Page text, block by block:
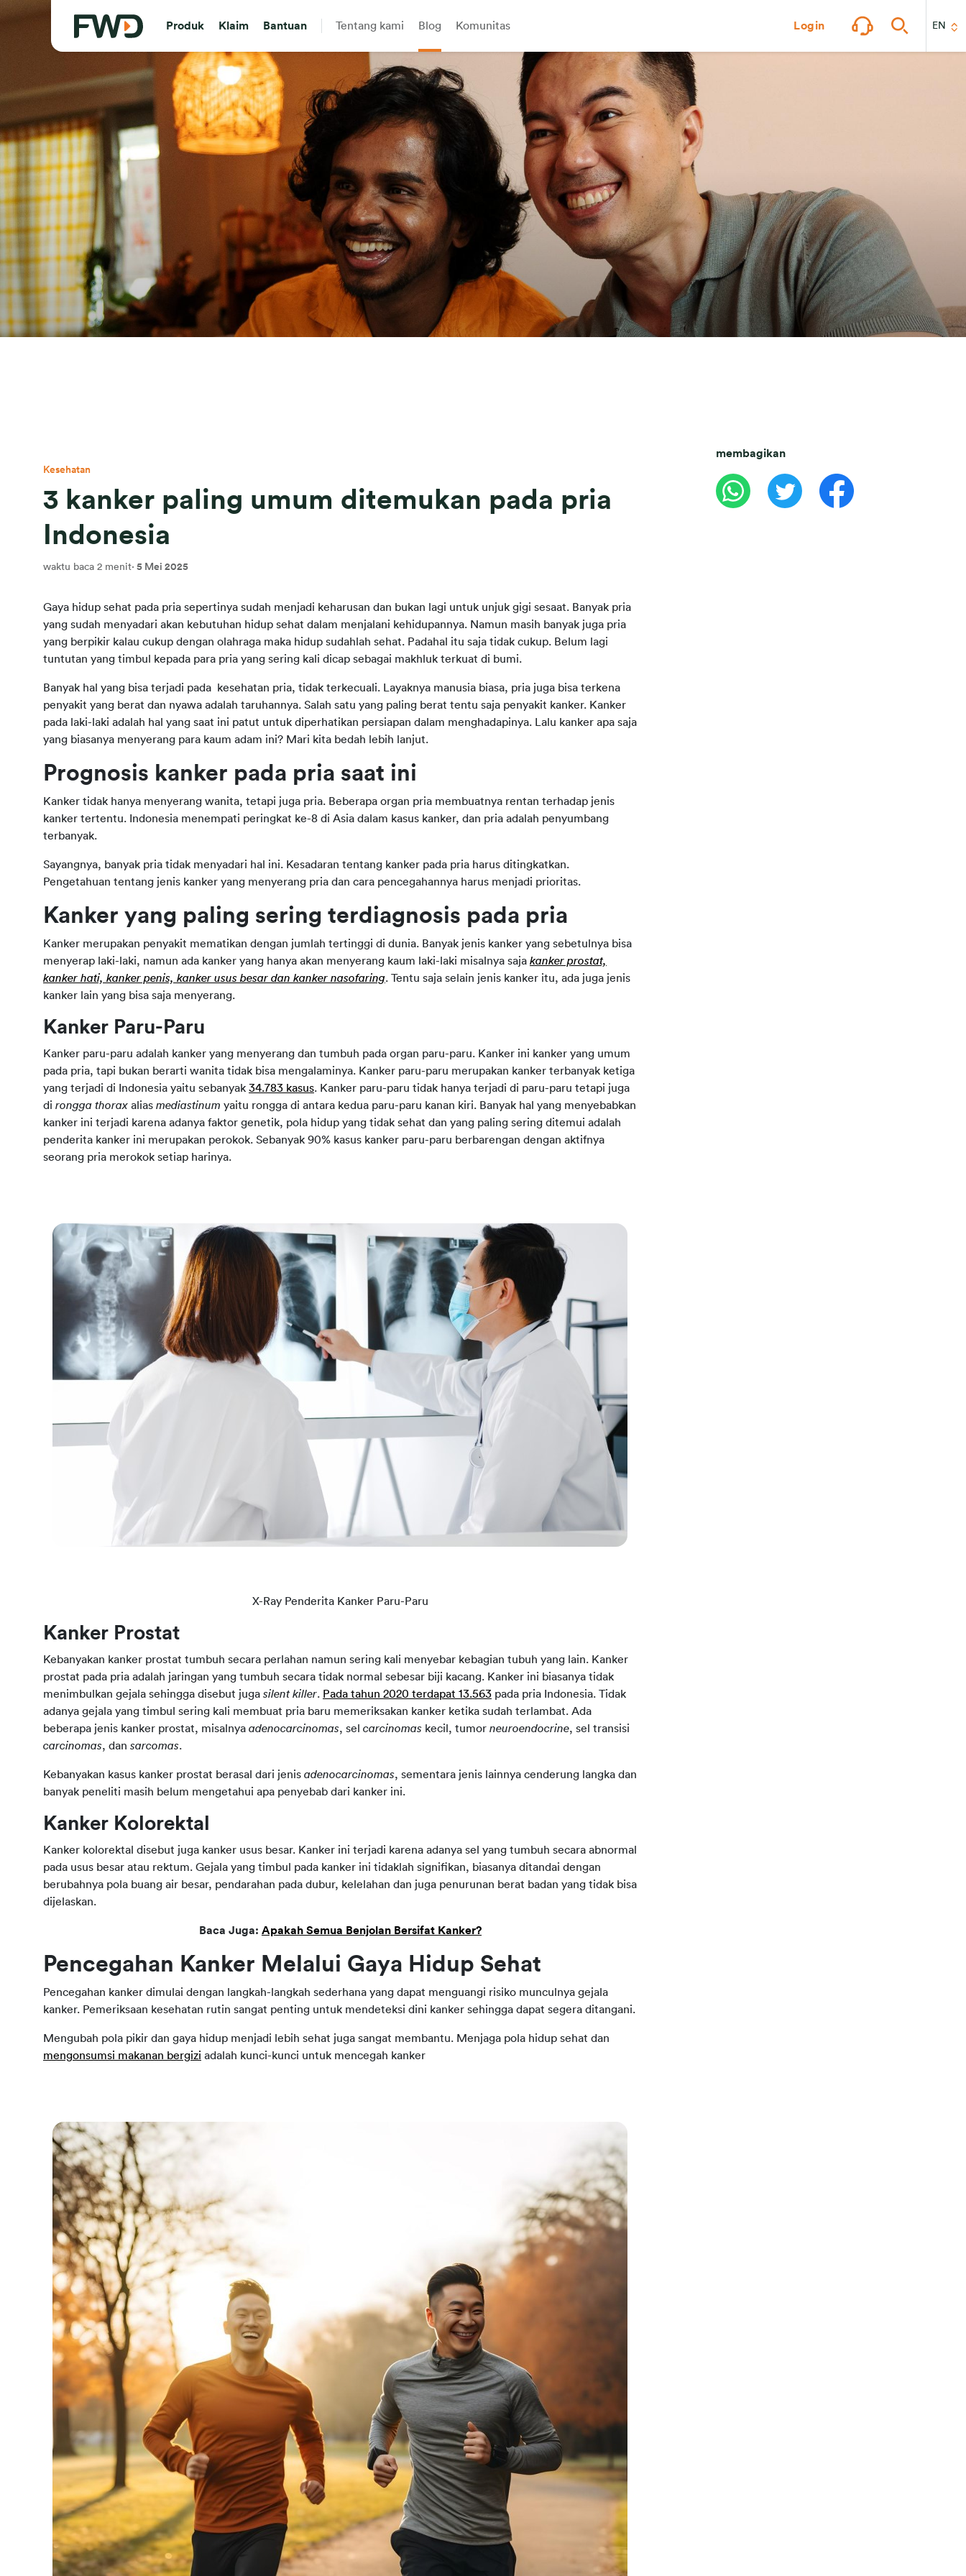
Produk Klaim Bantuan Tentang kami Blog Komunitas Login EN
Kesehatan
3 kanker paling umum ditemukan pada pria
Indonesia
waktu baca 2 menit· 5 Mei 2025
Gaya hidup sehat pada pria sepertinya sudah menjadi keharusan dan bukan lagi untuk unjuk gigi sesaat. Banyak pria
yang sudah menyadari akan kebutuhan hidup sehat dalam menjalani kehidupannya. Namun masih banyak juga pria
yang berpikir kalau cukup dengan olahraga maka hidup sudahlah sehat. Padahal itu saja tidak cukup. Belum lagi
tuntutan yang timbul kepada para pria yang sering kali dicap sebagai makhluk terkuat di bumi.
Banyak hal yang bisa terjadi pada kesehatan pria, tidak terkecuali. Layaknya manusia biasa, pria juga bisa terkena
penyakit yang berat dan nyawa adalah taruhannya. Salah satu yang paling berat tentu saja penyakit kanker. Kanker
pada laki-laki adalah hal yang saat ini patut untuk diperhatikan persiapan dalam menghadapinya. Lalu kanker apa saja
yang biasanya menyerang para kaum adam ini? Mari kita bedah lebih lanjut.
Prognosis kanker pada pria saat ini
Kanker tidak hanya menyerang wanita, tetapi juga pria. Beberapa organ pria membuatnya rentan terhadap jenis
kanker tertentu. Indonesia menempati peringkat ke-8 di Asia dalam kasus kanker, dan pria adalah penyumbang
terbanyak.
Sayangnya, banyak pria tidak menyadari hal ini. Kesadaran tentang kanker pada pria harus ditingkatkan.
Pengetahuan tentang jenis kanker yang menyerang pria dan cara pencegahannya harus menjadi prioritas.
Kanker yang paling sering terdiagnosis pada pria
Kanker merupakan penyakit mematikan dengan jumlah tertinggi di dunia. Banyak jenis kanker yang sebetulnya bisa
menyerap laki-laki, namun ada kanker yang hanya akan menyerang kaum laki-laki misalnya saja kanker prostat,
kanker hati, kanker penis, kanker usus besar dan kanker nasofaring. Tentu saja selain jenis kanker itu, ada juga jenis
kanker lain yang bisa saja menyerang.
Kanker Paru-Paru
Kanker paru-paru adalah kanker yang menyerang dan tumbuh pada organ paru-paru. Kanker ini kanker yang umum
pada pria, tapi bukan berarti wanita tidak bisa mengalaminya. Kanker paru-paru merupakan kanker terbanyak ketiga
yang terjadi di Indonesia yaitu sebanyak 34.783 kasus. Kanker paru-paru tidak hanya terjadi di paru-paru tetapi juga
di rongga thorax alias mediastinum yaitu rongga di antara kedua paru-paru kanan kiri. Banyak hal yang menyebabkan
kanker ini terjadi karena adanya faktor genetik, pola hidup yang tidak sehat dan yang paling sering ditemui adalah
penderita kanker ini merupakan perokok. Sebanyak 90% kasus kanker paru-paru berbarengan dengan aktifnya
seorang pria merokok setiap harinya.
X-Ray Penderita Kanker Paru-Paru
Kanker Prostat
Kebanyakan kanker prostat tumbuh secara perlahan namun sering kali menyebar kebagian tubuh yang lain. Kanker
prostat pada pria adalah jaringan yang tumbuh secara tidak normal sebesar biji kacang. Kanker ini biasanya tidak
menimbulkan gejala sehingga disebut juga silent killer. Pada tahun 2020 terdapat 13.563 pada pria Indonesia. Tidak
adanya gejala yang timbul sering kali membuat pria baru memeriksakan kanker ketika sudah terlambat. Ada
beberapa jenis kanker prostat, misalnya adenocarcinomas, sel carcinomas kecil, tumor neuroendocrine, sel transisi
carcinomas, dan sarcomas.
Kebanyakan kasus kanker prostat berasal dari jenis adenocarcinomas, sementara jenis lainnya cenderung langka dan
banyak peneliti masih belum mengetahui apa penyebab dari kanker ini.
Kanker Kolorektal
Kanker kolorektal disebut juga kanker usus besar. Kanker ini terjadi karena adanya sel yang tumbuh secara abnormal
pada usus besar atau rektum. Gejala yang timbul pada kanker ini tidaklah signifikan, biasanya ditandai dengan
berubahnya pola buang air besar, pendarahan pada dubur, kelelahan dan juga penurunan berat badan yang tidak bisa
dijelaskan.
Baca Juga: Apakah Semua Benjolan Bersifat Kanker?
Pencegahan Kanker Melalui Gaya Hidup Sehat
Pencegahan kanker dimulai dengan langkah-langkah sederhana yang dapat menguangi risiko munculnya gejala
kanker. Pemeriksaan kesehatan rutin sangat penting untuk mendeteksi dini kanker sehingga dapat segera ditangani.
Mengubah pola pikir dan gaya hidup menjadi lebih sehat juga sangat membantu. Menjaga pola hidup sehat dan
mengonsumsi makanan bergizi adalah kunci-kunci untuk mencegah kanker
membagikan